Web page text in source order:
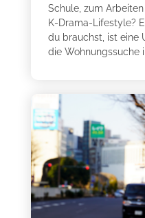
Schule, zum
K-Drama-Lifestyle?
du brauchst, ist eine
die Wohnungssuche